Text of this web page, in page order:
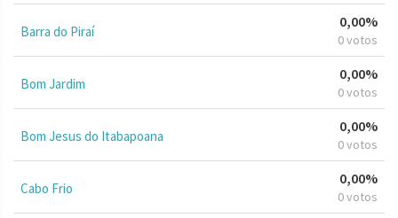
Barra do Piraí
0,00%
0 votos
Bom Jardim
0,00%
0 votos
Bom Jesus do Itabapoana
0,00%
0 votos
Cabo Frio
0,00%
0 votos